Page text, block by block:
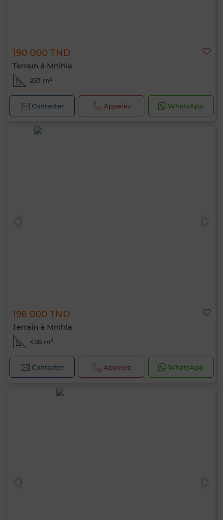
190 000 TND
Terrain à Mnihla
257 m²
Contacter Appelez WhatsApp
196 000 TND
Terrain à Mnihla
428 m²
Contacter Appelez WhatsApp